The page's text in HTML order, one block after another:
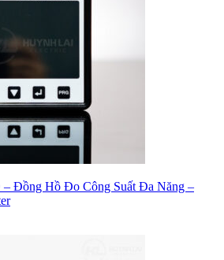
Đồng Hồ Đo Công Suất Đa Năng –